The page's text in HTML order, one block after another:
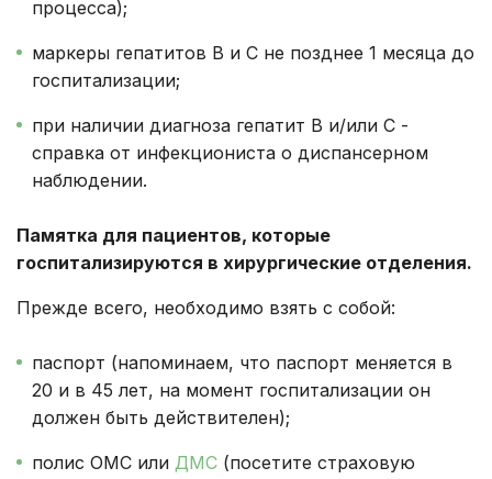
процесса);
маркеры гепатитов В и С не позднее 1 месяца до
госпитализации;
при наличии диагноза гепатит В и/или С -
справка от инфекциониста о диспансерном
наблюдении.
Памятка для пациентов, которые
госпитализируются в хирургические отделения.
Прежде всего, необходимо взять с собой:
паспорт (напоминаем, что паспорт меняется в
20 и в 45 лет, на момент госпитализации он
должен быть действителен);
полис ОМС или ДМС (посетите страховую